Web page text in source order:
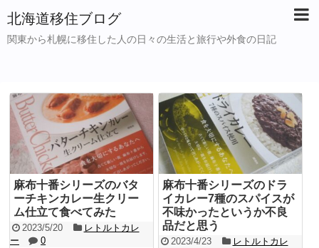
北海道移住ブログ
関東から札幌に移住した人の日々の生活と旅行や外食の日記
麻布十番シリーズのバタ
ーチキンカレー生クリー
ム仕立て食べてみた
2023/5/20
レトルトカレ
ー
0
麻布十番シリーズのドラ
イカレー7種のスパイスが
不味かったというか不良
品だと思う
2023/4/23
レトルトカレ